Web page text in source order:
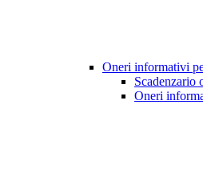
Oneri informativi
Scadenzario
Oneri